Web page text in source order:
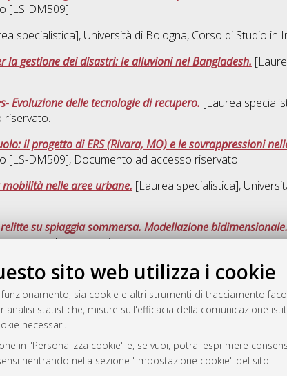
sito web utilizza i cookie
sia cookie e altri strumenti di tracciamento
statistiche, misure sull'efficacia della comunicazione
necessari.
in "Personalizza cookie" e, se vuoi, potrai esprimere
rientrando nella sezione "Impostazione cookie" del sito.
[LS-DM509]
specialistica], Università di Bologna, Corso di Studio in
gestione dei disastri: le alluvioni nel Bangladesh.
Evoluzione delle tecnologie di recupero. [Laurea
riservato.
il progetto di ERS (Rivara, MO) e le sovrappressioni
[LS-DM509], Documento ad accesso riservato.
nelle aree urbane. [Laurea specialistica],
su spiaggia sommersa. Modellazione bidimensionale.
ad accesso riservato.
e gestito da